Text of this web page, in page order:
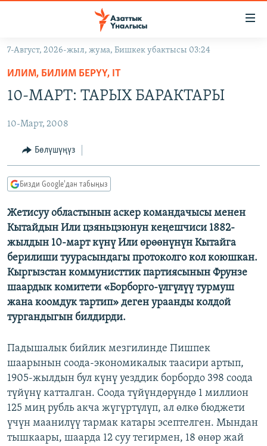
Навигацияга
өтүңүз
Издөөгө
салыңыз
САЯСАТ
ЭКОНОМИКА
ДҮЙНӨ
БОРБОР АЗИЯ
УКРАИНА
АТАЙЫН ИЛИКТӨӨ
БҮГҮН АЗАТТЫКТА
ЭКСПЕРТТЕР ТАЛДАЙТ
БИЗ ЖАНА ДҮЙНӨ
ДАНИСТЕ
ЭЖЕ-СИҢДИЛЕР
АЗАТТЫК+
ЫҢГАЙСЫЗ СУРООЛОР
ПОДКАСТ
ӨЗГӨЧӨ ПИКИР
Русский
ОНЛАЙН ШЕРИНЕ
ЭЕ/АРнун бардык сайттары
7-Август, 2026-жыл, жума, Бишкек убактысы 03:24
ИЛИМ, БИЛИМ БЕРҮҮ, IT
10-МАРТ: ТАРЫХ БАРАКТАРЫ
10-Март, 2008
Бөлүшүңүз
Бизди Google'дан табыңыз
Жетисуу областынын аскер командачысы менен
Кытайдын Или цзяньцзюнун кеңешчиси 1882-
жылдын 10-март күнү Или өрөөнүнүн Кытайга
берилиши туурасындагы протоколго кол коюшкан.
Кыргызстан коммунисттик партиясынын Фрунзе
шаардык комитети «Борборго-үлгүлүү турмуш
жана коомдук тартип» деген ураанды колдой
тургандыгын билдирди.
Падышалык бийлик мезгилинде Пишпек
шаарынын соода-экономикалык таасири артып,
1905-жылдын бул күнү уезддик борбордо 398 соода
түйүнү катталган. Соода түйүндөрүндө 1 миллион
125 миң рубль акча жүгүртүлүп, ал өлкө бюджети
үчүн маанилүү тармак катары эсептелген. Мындан
тышкаары, шаарда 12 суу тегирмен, 18 өнөр жай